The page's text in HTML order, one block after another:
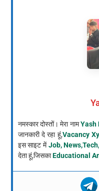
नमस्कार दोस्तों। मेरा नामYash
जानकारी दे रहा हूं,Vacancy
इस साइट मेंJob,
देता हूं,जिसकाEducational